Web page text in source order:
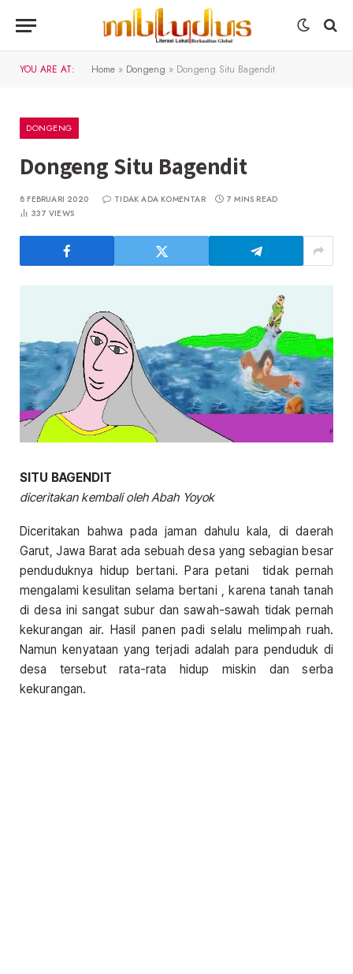
YOU ARE AT: Home » Dongeng » Dongeng Situ Bagendit
DONGENG
Dongeng Situ Bagendit
8 FEBRUARI 2020 TIDAK ADA KOMENTAR
7 MINS READ
337VIEWS
SITU BAGENDIT
diceritakan kembali oleh Abah Yoyok
Diceritakan bahwa pada jaman dahulu kala, di daerah
Garut, Jawa Barat ada sebuah desa yang sebagian besar
penduduknya hidup bertani. Para petani tidak pernah
mengalami kesulitan selama bertani , karena tanah tanah
di desa ini sangat subur dan sawah-sawah tidak pernah
kekurangan air. Hasil panen padi selalu melimpah ruah.
Namun kenyataan yang terjadi adalah para penduduk di
desa tersebut rata-rata hidup miskin dan serba
kekurangan.